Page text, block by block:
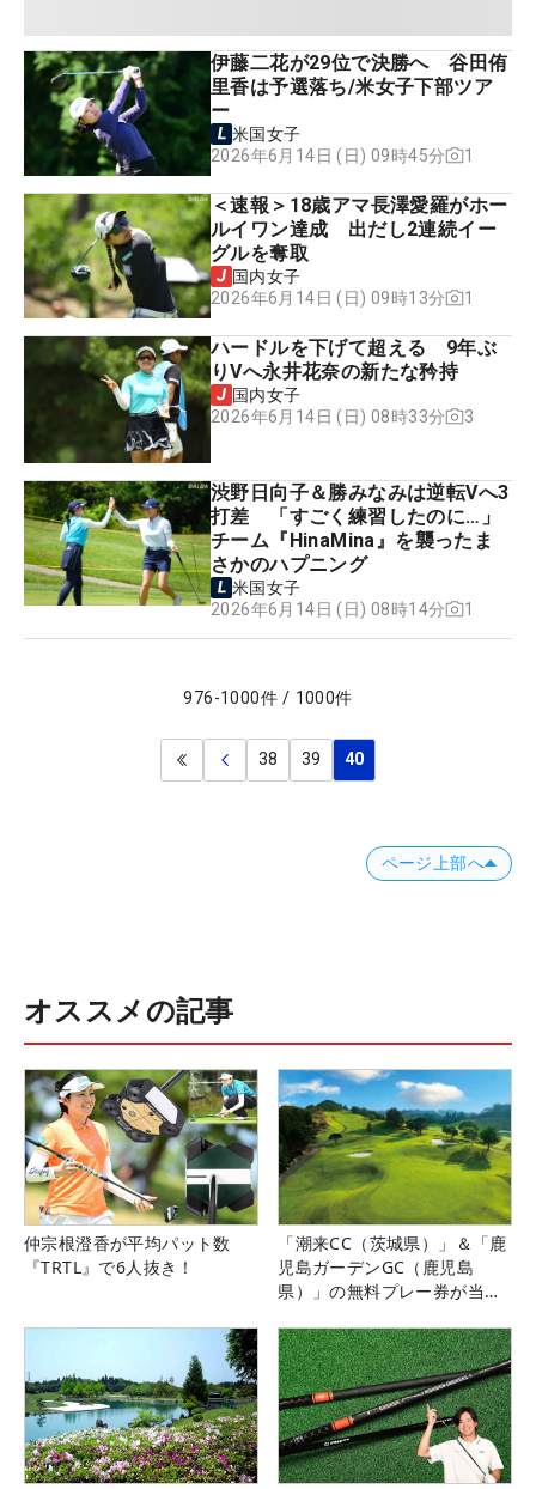
伊藤二花が29位で決勝へ 谷田侑
里香は予選落ち/米女子下部ツア
ー
米国女子
2026年6月14日 (日) 09時45分
1
＜速報＞18歳アマ長澤愛羅がホー
ルイワン達成 出だし2連続イー
グルを奪取
国内女子
2026年6月14日 (日) 09時13分
1
ハードルを下げて超える 9年ぶ
りVへ永井花奈の新たな矜持
国内女子
2026年6月14日 (日) 08時33分
3
渋野日向子＆勝みなみは逆転Vへ3
打差 「すごく練習したのに…」
チーム『HinaMina』を襲ったま
さかのハプニング
米国女子
2026年6月14日 (日) 08時14分
1
976-1000件 / 1000件
38 39 40
ページ上部へ
オススメの記事
仲宗根澄香が平均パット数
『TRTL』で6人抜き！
「潮来CC（茨城県）」＆「鹿
児島ガーデンGC（鹿児島
県）」の無料プレー券が当た